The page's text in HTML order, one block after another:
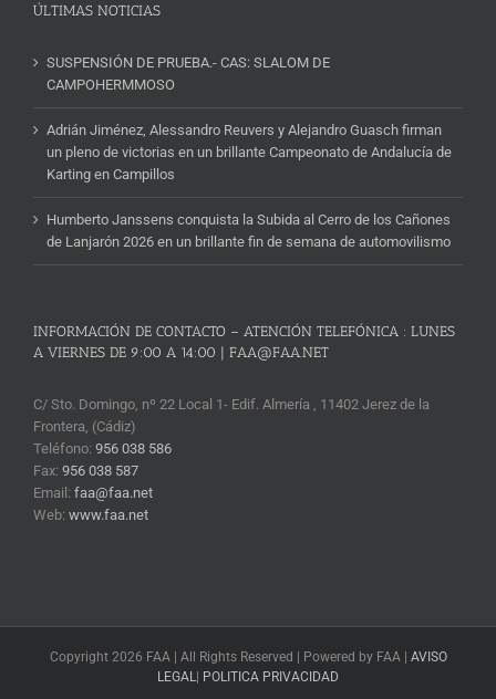
ÚLTIMAS NOTICIAS
SUSPENSIÓN DE PRUEBA.- CAS: SLALOM DE
CAMPOHERMMOSO
Adrián Jiménez, Alessandro Reuvers y Alejandro Guasch firman
un pleno de victorias en un brillante Campeonato de Andalucía de
Karting en Campillos
Humberto Janssens conquista la Subida al Cerro de los Cañones
de Lanjarón 2026 en un brillante fin de semana de automovilismo
INFORMACIÓN DE CONTACTO – ATENCIÓN TELEFÓNICA : LUNES
A VIERNES DE 9:00 A 14:00 | FAA@FAA.NET
C/ Sto. Domingo, nº 22 Local 1- Edif. Almería , 11402 Jerez de la
Frontera, (Cádiz)
Teléfono: 956 038 586
Fax: 956 038 587
Email: faa@faa.net
Web: www.faa.net
Copyright 2026 FAA | All Rights Reserved | Powered by FAA | AVISO
LEGAL | POLITICA PRIVACIDAD